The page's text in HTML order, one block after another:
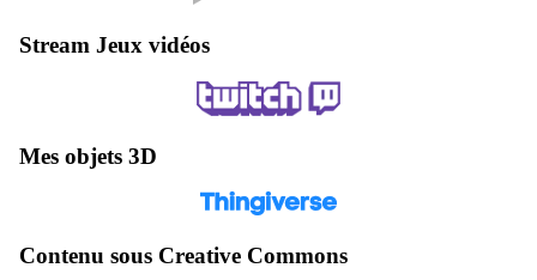
Stream Jeux vidéos
Mes objets 3D
Contenu sous Creative Commons